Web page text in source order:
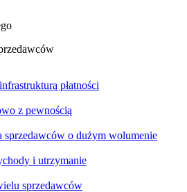
płatności
z pewnością
sprzedawców o dużym wolumenie
i utrzymanie
sprzedawców